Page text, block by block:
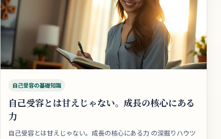
自己受容の基礎知識
自己受容とは甘えじゃない。成長の核心にある
力
自己受容とは甘えじゃない。成長の核心にある力 の深掘りハウツ